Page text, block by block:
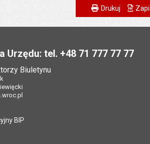
Metryczka
Odpowiedzialny
Data opublikowania:
Ostatnio
Data ostatniej
Powiadom
Drukuj
Urzędu: tel. +48 71 777 77 77
Biuletynu
BIP